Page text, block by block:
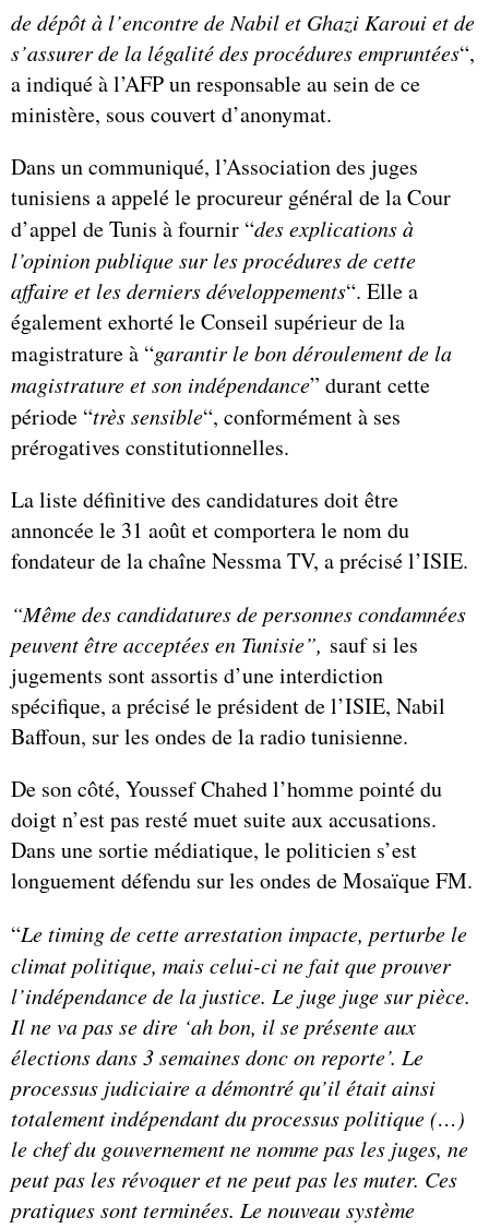
de dépôt à l’encontre de Nabil et Ghazi Karoui et de
s’assurer de la légalité des procédures empruntées“,
a indiqué à l’AFP un responsable au sein de ce
ministère, sous couvert d’anonymat.
Dans un communiqué, l’Association des juges
tunisiens a appelé le procureur général de la Cour
d’appel de Tunis à fournir “des explications à
l’opinion publique sur les procédures de cette
affaire et les derniers développements“. Elle a
également exhorté le Conseil supérieur de la
magistrature à “garantir le bon déroulement de la
magistrature et son indépendance” durant cette
période “très sensible“, conformément à ses
prérogatives constitutionnelles.
La liste définitive des candidatures doit être
annoncée le 31 août et comportera le nom du
fondateur de la chaîne Nessma TV, a précisé l’ISIE.
“Même des candidatures de personnes condamnées
peuvent être acceptées en Tunisie”, sauf si les
jugements sont assortis d’une interdiction
spécifique, a précisé le président de l’ISIE, Nabil
Baffoun, sur les ondes de la radio tunisienne.
De son côté, Youssef Chahed l’homme pointé du
doigt n’est pas resté muet suite aux accusations.
Dans une sortie médiatique, le politicien s’est
longuement défendu sur les ondes de Mosaïque FM.
“Le timing de cette arrestation impacte, perturbe le
climat politique, mais celui-ci ne fait que prouver
l’indépendance de la justice. Le juge juge sur pièce.
Il ne va pas se dire ‘ah bon, il se présente aux
élections dans 3 semaines donc on reporte’. Le
processus judiciaire a démontré qu’il était ainsi
totalement indépendant du processus politique (…)
le chef du gouvernement ne nomme pas les juges, ne
peut pas les révoquer et ne peut pas les muter. Ces
pratiques sont terminées. Le nouveau système